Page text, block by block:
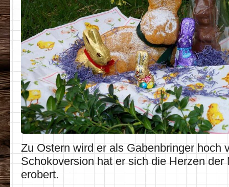
Zu Ostern wird er als Gabenbringer hoch
Schokoversion hat er sich die Herzen der
erobert.